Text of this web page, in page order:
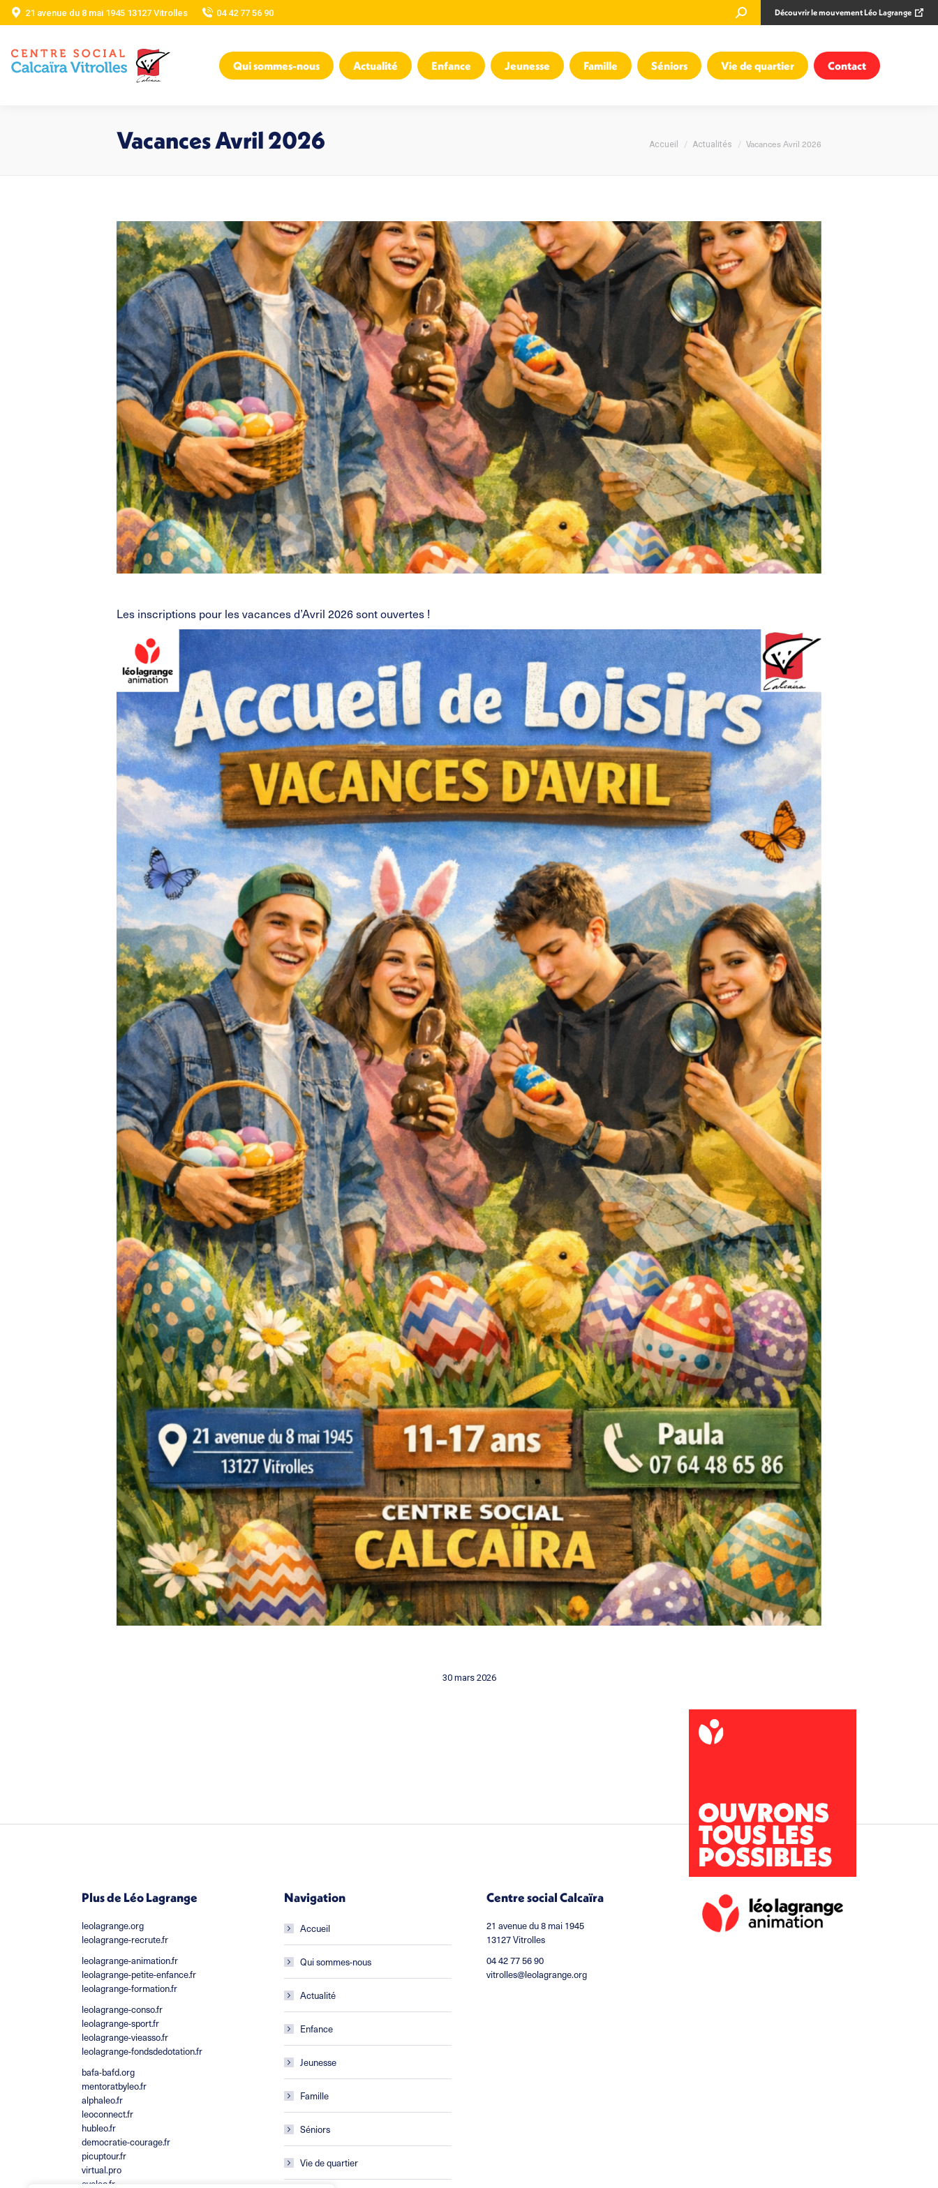
21 avenue du 8 mai 1945 13127 Vitrolles 04 42 77 56 90
Recherche
:
Découvrir le mouvement Léo Lagrange
Qui sommes-nous Actualité Enfance Jeunesse Famille Séniors Vie de quartier Contact
Vacances Avril 2026 Accueil Actualités Vacances Avril 2026
Les inscriptions pour les vacances d’Avril 2026 sont ouvertes !
30 mars 2026
Plus de Léo Lagrange
leolagrange.org
leolagrange-recrute.fr
leolagrange-animation.fr
leolagrange-petite-enfance.fr
leolagrange-formation.fr
leolagrange-conso.fr
leolagrange-sport.fr
leolagrange-vieasso.fr
leolagrange-fondsdedotation.fr
bafa-bafd.org
mentoratbyleo.fr
alphaleo.fr
leoconnect.fr
hubleo.fr
democratie-courage.fr
picuptour.fr
virtual.pro
eveleo.fr
Navigation
Accueil
Qui sommes-nous
Actualité
Enfance
Jeunesse
Famille
Séniors
Vie de quartier
Centre social Calcaïra
21 avenue du 8 mai 1945
13127 Vitrolles
04 42 77 56 90
vitrolles@leolagrange.org